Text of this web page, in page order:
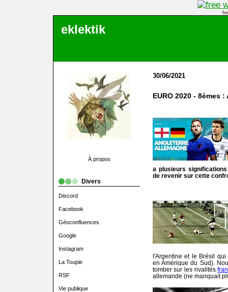
eklektik
À propos
Divers
Discord
Facebook
Géoconfluences
Google
Instagram
La Toupie
RSF
Vie publique
30/06/2021
EURO 2020 - 8èmes
a plusieurs
de revenir sur cette
l'Argentine et le Brésil
en Amérique du Sud).
tomber sur les rivalités
allemande (ne manquait